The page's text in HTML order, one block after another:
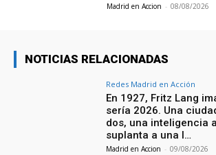
Madrid en Accion - 08/08/2026
NOTICIAS RELACIONADAS
Redes Madrid en Acción
En 1927, Fritz Lang
sería 2026. Una
dos, una inteligencia
suplanta a una l…
Madrid en Accion - 09/08/2026